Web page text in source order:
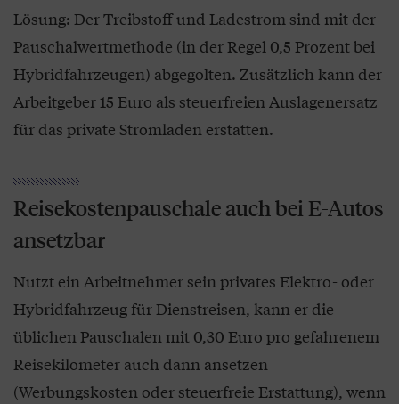
Lösung: Der Treibstoff und Ladestrom sind mit der
Pauschalwertmethode (in der Regel 0,5 Prozent bei
Hybridfahr­zeugen) abgegolten. Zusätzlich kann der
Arbeitgeber 15 Euro als steuerfreien Auslagen­ersatz
für das private Stromladen erstatten.
Reisekostenpauschale auch bei E-Autos
ansetzbar
Nutzt ein Arbeitnehmer sein privates Elektro- oder
Hybridfahrzeug für Dienstreisen, kann er die
üblichen Pauschalen mit 0,30 Euro pro gefahrenem
Reisekilometer auch dann ansetzen
(Werbungskosten oder steuerfreie Erstattung), wenn